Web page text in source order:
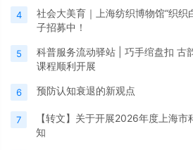
4
社会大美育｜上海纺织博物馆“织织
子招募中！
5
科普服务流动驿站 | 巧手绾盘扣
课程顺利开展
6 预防认知衰退的新观点
7
【转文】关于开展2026年度上海
知